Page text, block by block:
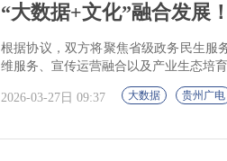
“大数据+文化”融合发展
根据协议，双方将聚焦省级政务民生服
维服务、宣传运营融合以及产业生态培
2026-03-27日 09:37 大数据 贵州广电